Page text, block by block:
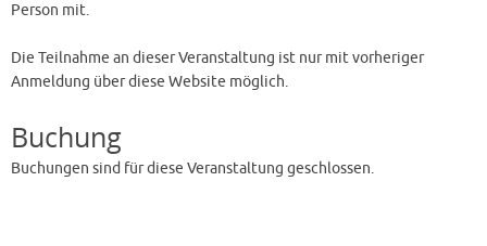
Person mit.
Die Teilnahme an dieser Veranstaltung ist nur mit vorheriger
Anmeldung über diese Website möglich.
Buchung
Buchungen sind für diese Veranstaltung geschlossen.